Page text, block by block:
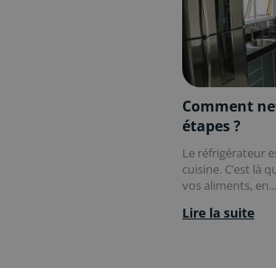
Comment
étapes ?
Le réfrigérateur
cuisine. C’est là
vos aliments, en...
Lire la suite